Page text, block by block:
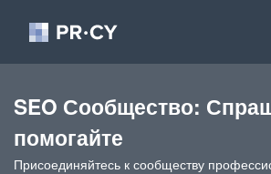
SEO Сообщество:
помогайте
Присоединяйтесь к сообществу